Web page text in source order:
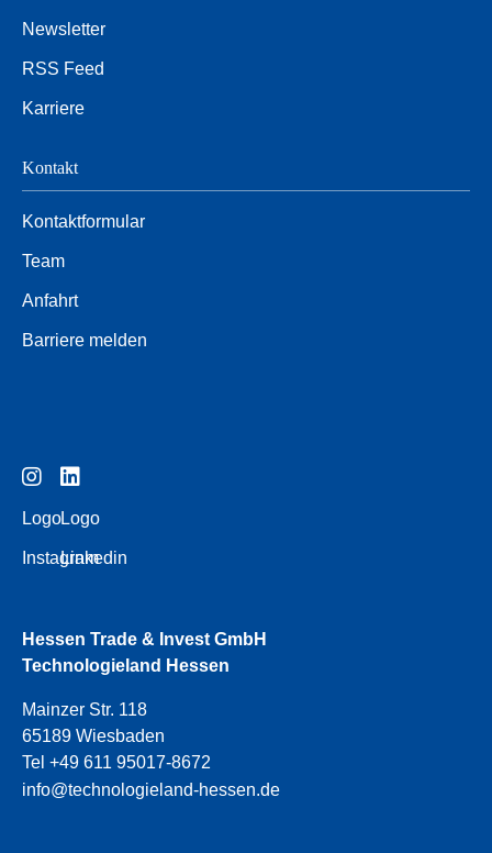
Newsletter
RSS Feed
Karriere
Kontakt
Kontaktformular
Team
Anfahrt
Barriere melden
Logo
Instagram
Logo
Linkedin
Hessen Trade & Invest GmbH
Technologieland Hessen
Mainzer Str. 118
65189 Wiesbaden
Tel +49 611 95017-8672
info@technologieland-hessen.de